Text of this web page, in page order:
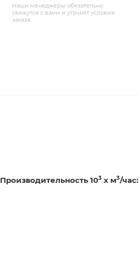
Наши менеджеры обязательно
свяжутся с вами и уточнят условия
заказа
Производительность 103 х м3/час: